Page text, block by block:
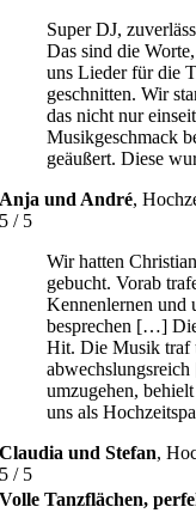
Super DJ,
Das sind die
uns Lieder für die
geschnitten. Wir
das nicht nur
Musikgeschmack
geäußert. Diese
Anja und André,
5 / 5
Wir hatten
gebucht. Vorab
Kennenlernen und
besprechen […]
Hit. Die Musik traf
umzugehen,
uns als
Claudia und Stefan,
5 / 5
Volle Tanzflächen,